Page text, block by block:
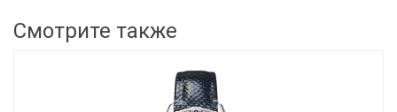
Смотрите также